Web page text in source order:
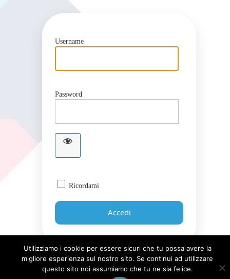
Username
Password
Ricordami
Password dimenticata?
Utilizziamo i cookie per essere sicuri che tu possa avere la
migliore esperienza sul nostro sito. Se continui ad utilizzare
questo sito noi assumiamo che tu ne sia felice.